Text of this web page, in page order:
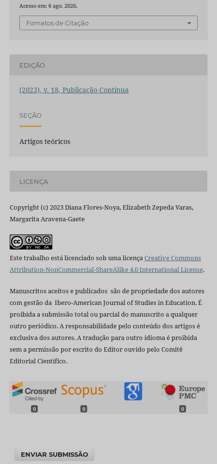
Acesso em: 6 ago. 2026.
Fomatos de Citação
EDIÇÃO
(2023), v. 18, Publicação Contínua
SEÇÃO
Artigos teóricos
LICENÇA
Copyright (c) 2023 Diana Flores-Noya, Elizabeth Zepeda Varas,
Margarita Aravena-Gaete
Este trabalho está licenciado sob uma licençaCreative Commons
Attribution-NonCommercial-ShareAlike 4.0 International License.
Manuscritos aceitos e publicados são de propriedade dos autores
com gestão da Ibero-American Journal of Studies in Education. É
proibida a submissão total ou parcial do manuscrito a qualquer
outro periódico. A responsabilidade pelo conteúdo dos artigos é
exclusiva dos autores. A tradução para outro idioma é proibida
sem a permissão por escrito do Editor ouvido pelo Comitê
Editorial Científico.
0 0 0
ENVIAR SUBMISSÃO